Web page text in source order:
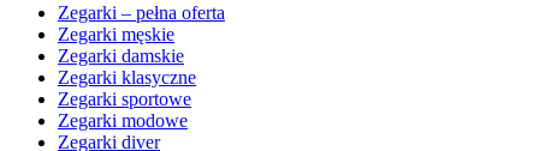
Zegarki – pełna oferta
Zegarki męskie
Zegarki damskie
Zegarki klasyczne
Zegarki sportowe
Zegarki modowe
Zegarki diver